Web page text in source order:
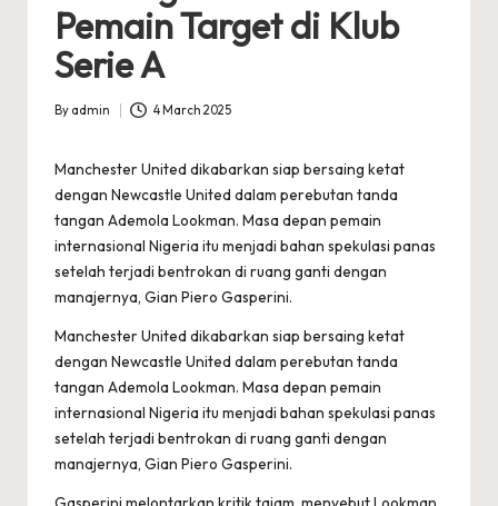
Pemain Target di Klub
Serie A
Posted
By admin 4 March 2025
Manchester United dikabarkan siap bersaing ketat
dengan Newcastle United dalam perebutan tanda
tangan Ademola Lookman. Masa depan pemain
internasional Nigeria itu menjadi bahan spekulasi panas
setelah terjadi bentrokan di ruang ganti dengan
manajernya, Gian Piero Gasperini.
Manchester United dikabarkan siap bersaing ketat
dengan Newcastle United dalam perebutan tanda
tangan Ademola Lookman. Masa depan pemain
internasional Nigeria itu menjadi bahan spekulasi panas
setelah terjadi bentrokan di ruang ganti dengan
manajernya, Gian Piero Gasperini.